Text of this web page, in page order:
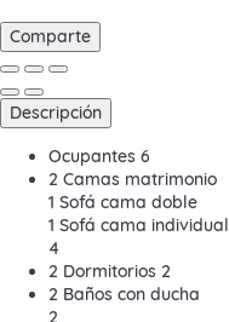
Comparte
Descripción
Ocupantes 6
2 Camas matrimonio
1 Sofá cama doble
1 Sofá cama individual
4
2 Dormitorios 2
2 Baños con ducha
2